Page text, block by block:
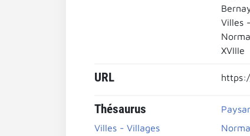
Villes
XVIIIe
URL
Thésaurus
Villes - Villages